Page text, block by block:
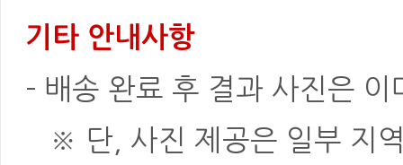
기타 안내사항
- 배송 완료 후 결과 사진은
※ 단, 사진 제공은 일부 지